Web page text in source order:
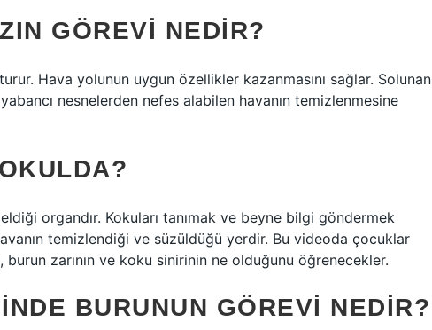
GÖREVI NEDIR?
Hava yolunun uygun özellikler kazanmasını sağlar. Solunan
nesnelerden nefes alabilen havanın temizlenmesine
organdır. Kokuları tanımak ve beyne bilgi göndermek
temizlendiği ve süzüldüğü yerdir. Bu videoda çocuklar
zarının ve koku sinirinin ne olduğunu öğrenecekler.
BURUNUN GÖREVI NEDIR?